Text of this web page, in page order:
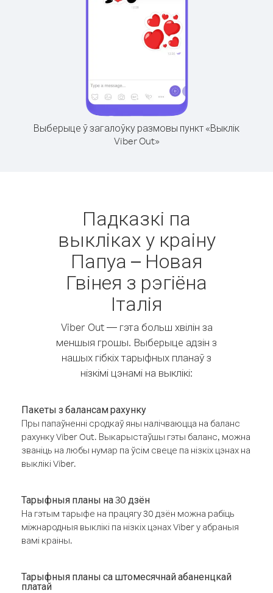
Выберыце ў загалоўку размовы пункт «Выклік
Viber Out»
Падказкі па
выкліках у краіну
Папуа – Новая
Гвінея з рэгіёна
Італія
Viber Out — гэта больш хвілін за
меншыя грошы. Выберыце адзін з
нашых гібкіх тарыфных планаў з
нізкімі цэнамі на выклікі:
Пакеты з балансам рахунку
Пры папаўненні сродкаў яны налічваюцца на баланс
рахунку Viber Out. Выкарыстаўшы гэты баланс, можна
званіць на любы нумар па ўсім свеце па нізкіх цэнах на
выклікі Viber.
Тарыфныя планы на 30 дзён
На гэтым тарыфе на працягу 30 дзён можна рабіць
міжнародныя выклікі па нізкіх цэнах Viber у абраныя
вамі краіны.
Тарыфныя планы са штомесячнай абаненцкай
платай